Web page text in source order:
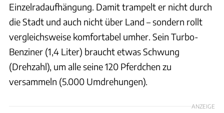
Einzelradaufhängung. Damit trampelt er nicht durch
die Stadt und auch nicht über Land – sondern rollt
vergleichsweise komfortabel umher. Sein Turbo-
Benziner (1,4 Liter) braucht etwas Schwung
(Drehzahl), um alle seine 120 Pferdchen zu
versammeln (5.000 Umdrehungen).
ANZEIGE